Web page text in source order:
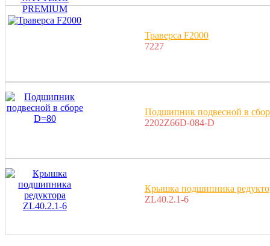
Траверса F2000
7227
Подшипник подвесной в
2202Z66D-084-D
Крышка подшипника
ZL40.2.1-6